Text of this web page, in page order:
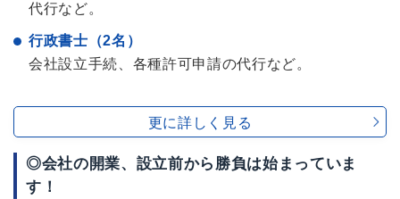
代行など。
行政書士（2名）
会社設立手続、各種許可申請の代行など。
更に詳しく見る
◎会社の開業、設立前から勝負は始まっていま
す！